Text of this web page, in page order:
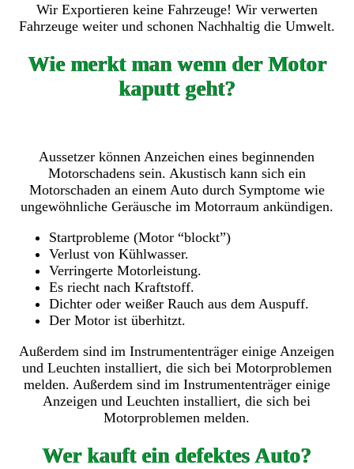
Wir Exportieren keine Fahrzeuge! Wir verwerten
Fahrzeuge weiter und schonen Nachhaltig die Umwelt.
Wie merkt man wenn der Motor
kaputt geht?
Aussetzer können Anzeichen eines beginnenden
Motorschadens sein. Akustisch kann sich ein
Motorschaden an einem Auto durch Symptome wie
ungewöhnliche Geräusche im Motorraum ankündigen.
Startprobleme (Motor “blockt”)
Verlust von Kühlwasser.
Verringerte Motorleistung.
Es riecht nach Kraftstoff.
Dichter oder weißer Rauch aus dem Auspuff.
Der Motor ist überhitzt.
Außerdem sind im Instrumententräger einige Anzeigen
und Leuchten installiert, die sich bei Motorproblemen
melden. Außerdem sind im Instrumententräger einige
Anzeigen und Leuchten installiert, die sich bei
Motorproblemen melden.
Wer kauft ein defektes Auto?